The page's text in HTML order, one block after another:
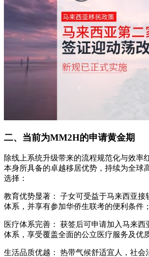
二、当前为MM2H的申请黄金期
除线上系统升级带来的流程规范化与效率
本身所具备的卓越移居优势，持续为全球
选择：
教育优势显著： 子女可受益于马来西亚接
体系，并享有参加华侨生联考的便利条件；
医疗体系完善： 获签后可申请加入马来西
体系，享受覆盖全面的公立医疗服务及优
生活品质优越： 热带气候舒适宜人，社会